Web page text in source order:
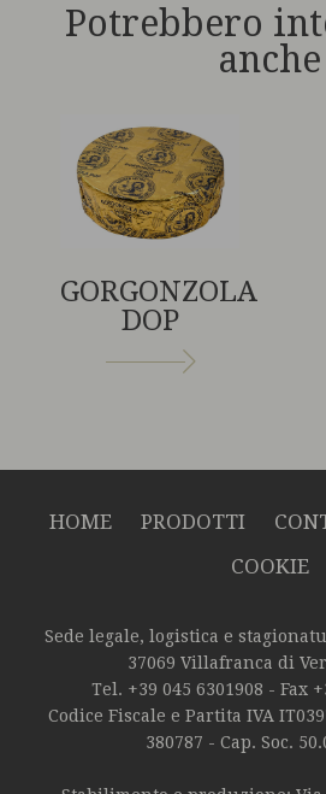
Potrebbero
anche
GORGONZOLA
DOP
HOME PRODOTTI
COOKIE
Sede legale, logistica e
37069 Villafranca di
Tel. +39 045 6301908 - Fax
Codice Fiscale e Partita IVA
380787 - Cap. Soc.